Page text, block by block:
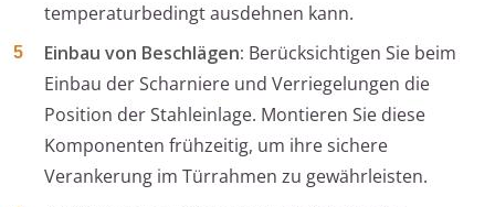
temperaturbedingt ausdehnen kann.
Einbau von Beschlägen: Berücksichtigen Sie beim
Einbau der Scharniere und Verriegelungen die
Position der Stahleinlage. Montieren Sie diese
Komponenten frühzeitig, um ihre sichere
Verankerung im Türrahmen zu gewährleisten.